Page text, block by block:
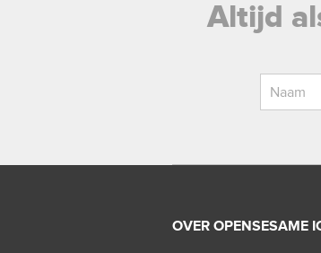
Altijd
OVER OPENSESAME